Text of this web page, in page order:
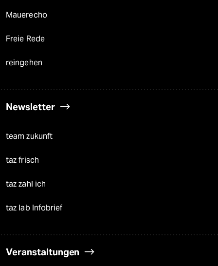
Mauerecho
Freie Rede
reingehen
Newsletter
team zukunft
taz frisch
taz zahl ich
taz lab Infobrief
Veranstaltungen